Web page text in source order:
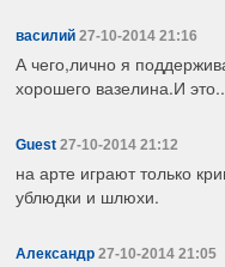
василий 27-10-2014 21:16
А чего,лично я
хорошего вазелина.И
Guest 27-10-2014 21:12
на арте играют только
ублюдки и шлюхи.
Александр27-10-2014 21:05